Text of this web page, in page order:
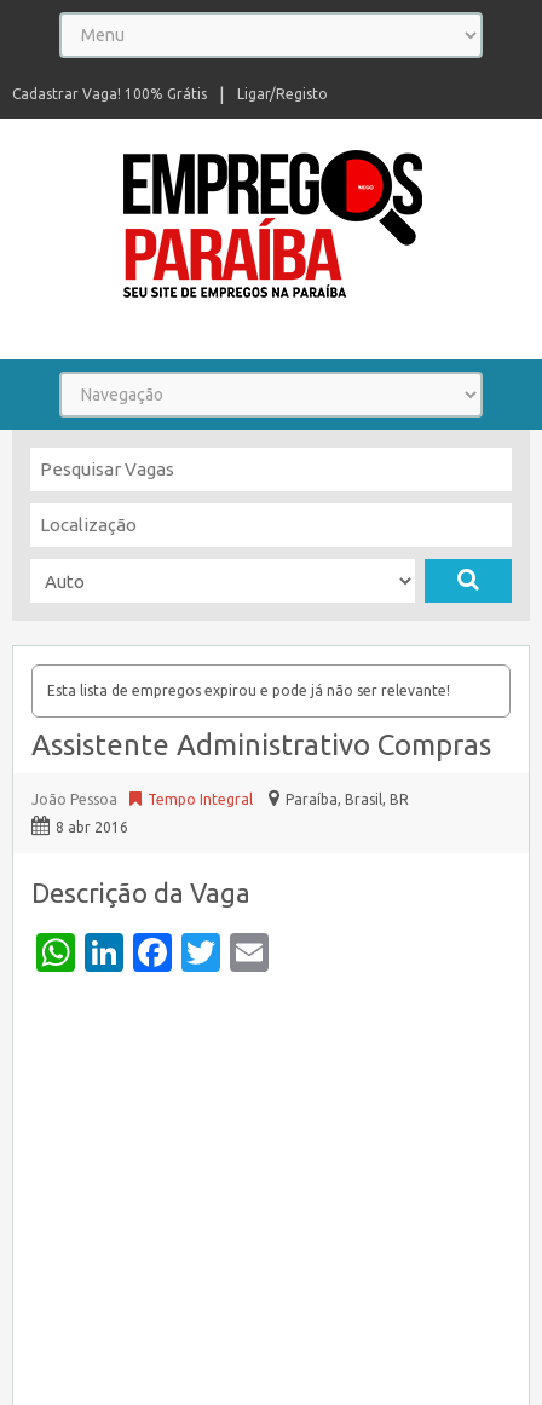
Ligar/Registo
Cadastrar Vaga! 100% Grátis
Esta lista de empregos expirou e pode já não ser relevante!
Assistente Administrativo Compras
João Pessoa Tempo Integral Paraíba, Brasil, BR
8 abr 2016
Descrição da Vaga
WhatsApp
LinkedIn
Facebook
Twitter